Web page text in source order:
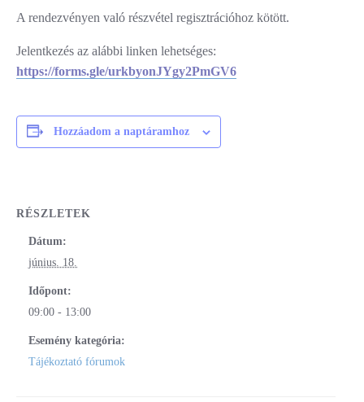
A rendezvényen való részvétel regisztrációhoz kötött.
Jelentkezés az alábbi linken lehetséges:
https://forms.gle/urkbyonJYgy2PmGV6
Hozzáadom a naptáramhoz
RÉSZLETEK
Dátum:
június. 18.
Időpont:
09:00 - 13:00
Esemény kategória:
Tájékoztató fórumok